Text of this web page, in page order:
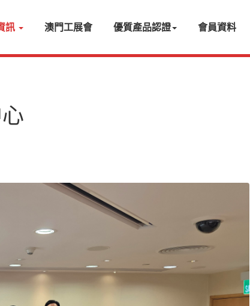
訊 澳門工展會 優質產品認證 會員資料